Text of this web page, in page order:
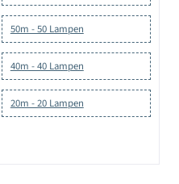
50m - 50 Lampen
40m - 40 Lampen
20m - 20 Lampen